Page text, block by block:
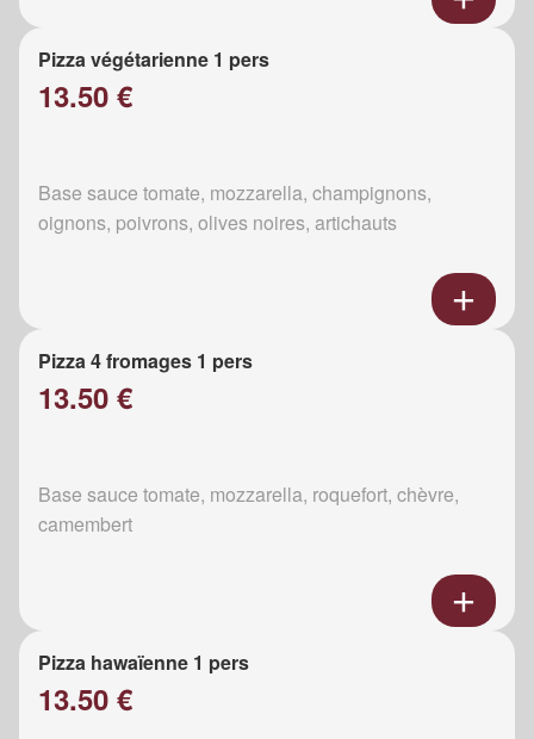
Pizza végétarienne 1 pers
13.50 €
Base sauce tomate, mozzarella, champignons,
oignons, poivrons, olives noires, artichauts
Pizza 4 fromages 1 pers
13.50 €
Base sauce tomate, mozzarella, roquefort, chèvre,
camembert
Pizza hawaïenne 1 pers
13.50 €